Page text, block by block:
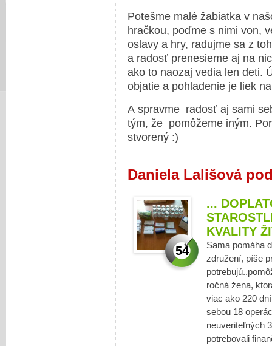
Potešme malé žabiatka v
hračkou, poďme s nimi von,
oslavy a hry, radujme sa z
a radosť prenesieme aj na
ako to naozaj vedia len deti.
objatie a pohladenie je liek
A spravme radosť aj sami
tým, že pomôžeme iným.
stvorený :)
Daniela Lališová
54
...
KVALITY
Sama pomáha
združení, píše
ročná žena,
viac ako 220
sebou 18
neuveriteľných
potrebovali